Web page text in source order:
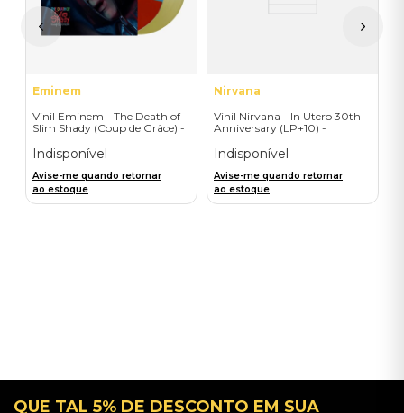
Eminem
Vinil Eminem - The Death of
Slim Shady (Coup de Grâce) -
Indisponível
Avise-me quando retornar
ao estoque
Nirvana
Vinil Nirvana - In Utero 30th
Anniversary (LP+10) -
Indisponível
Avise-me quando retornar
ao estoque
QUE TAL 5% DE DESCONTO EM SUA